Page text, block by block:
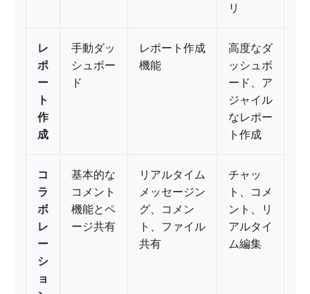
リ
レ
ポ
ー
ト
作
成
手動ダッ
シュボー
ド
レポート作成
機能
高度なダ
ッシュボ
ード、ア
ジャイル
なレポー
ト作成
コ
ラ
ボ
レ
ー
シ
ョ
基本的な
コメント
機能とペ
ージ共有
リアルタイム
メッセージン
グ、コメン
ト、ファイル
共有
チャッ
ト、コメ
ント、リ
アルタイ
ム編集